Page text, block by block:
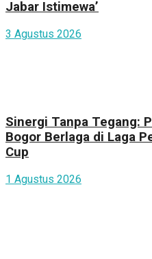
Jabar Istimewa’
3 Agustus 2026
Sinergi Tanpa Tegang:
Bogor Berlaga di Laga
Cup
1 Agustus 2026